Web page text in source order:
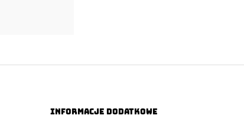
Informacje dodatkowe